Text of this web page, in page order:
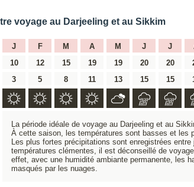
voyage au Darjeeling et au Sikkim
J F M A M J J
10 12 15 19 19 20 20
3 5 8 11 13 15 15
La période idéale de voyage au Darjeeling et au
À cette saison, les températures sont basses et les
Les plus fortes précipitations sont enregistrées
températures clémentes, il est déconseillé de
effet, avec une humidité ambiante permanente, les
masqués par les nuages.